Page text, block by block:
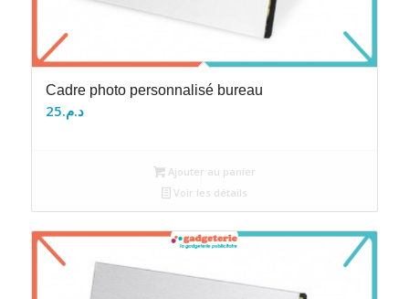
Cadre photo personnalisé bureau
د.م.25
Ajouter au panier
Voir les détails